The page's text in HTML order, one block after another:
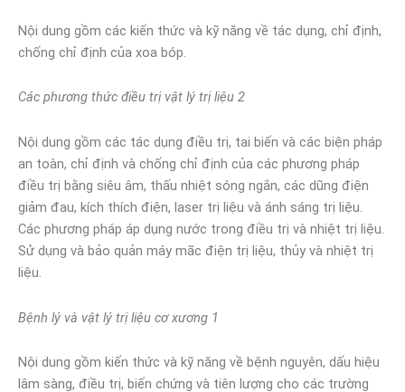
Nội dung gồm các kiến thức và kỹ năng về tác dụng, chỉ định,
chống chỉ định của xoa bóp.
Các phương thức điều trị vật lý trị liệu 2
Nội dung gồm các tác dụng điều trị, tai biến và các biện pháp
an toàn, chỉ định và chống chỉ định của các phương pháp
điều trị bằng siêu âm, thấu nhiệt sóng ngắn, các dũng điện
giảm đau, kích thích điện, laser trị liệu và ánh sáng trị liệu.
Các phương pháp áp dụng nước trong điều trị và nhiệt trị liệu.
Sử dụng và bảo quản máy mãc điện trị liệu, thủy và nhiệt trị
liệu.
Bệnh lý và vật lý trị liệu cơ xương 1
Nội dung gồm kiến thức và kỹ năng về bệnh nguyên, dấu hiệu
lâm sàng, điều trị, biến chứng và tiên lượng cho các trường